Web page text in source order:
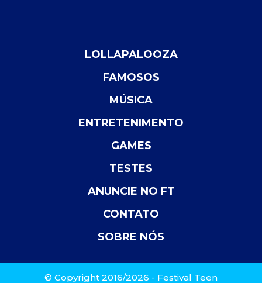
LOLLAPALOOZA
FAMOSOS
MÚSICA
ENTRETENIMENTO
GAMES
TESTES
ANUNCIE NO FT
CONTATO
SOBRE NÓS
© Copyright 2016/2026 - Festival Teen